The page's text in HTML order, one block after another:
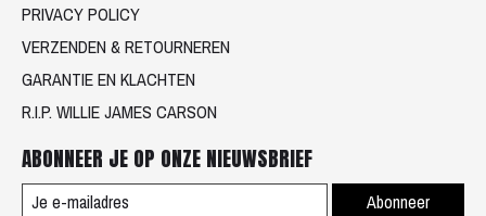
PRIVACY POLICY
VERZENDEN & RETOURNEREN
GARANTIE EN KLACHTEN
R.I.P. WILLIE JAMES CARSON
ABONNEER JE OP ONZE NIEUWSBRIEF
Abonneer